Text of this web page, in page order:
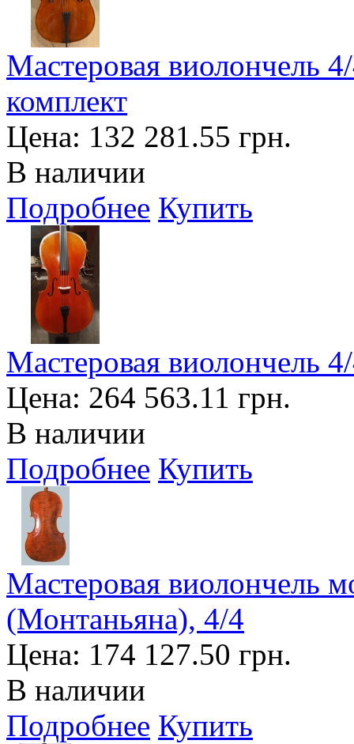
Мастеровая виолончель
комплект
Цена: 132 281.55 грн.
В наличии
Подробнее Купить
Мастеровая виолончель
Цена: 264 563.11 грн.
В наличии
Подробнее Купить
Мастеровая виолончель
(Монтаньяна), 4/4
Цена: 174 127.50 грн.
В наличии
Подробнее Купить